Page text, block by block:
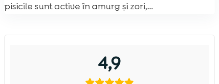
pisicile sunt active în amurg și zori,...
4,9